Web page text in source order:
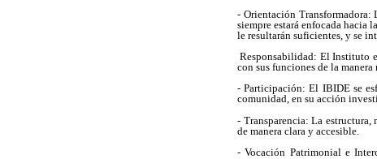
- Orientación
siempre estará enfocada hacia
le resultarán suficientes, y se
Responsabilidad: El Instituto
con sus funciones de la
- Participación: El IBIDE se
comunidad, en su acción
- Transparencia: La
de manera clara y accesible.
- Vocación Patrimonial e